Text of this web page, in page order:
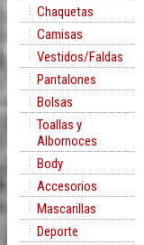
Chaquetas
Camisas
Vestidos/Faldas
Pantalones
Bolsas
Toallas y
Albornoces
Body
Accesorios
Mascarillas
Deporte